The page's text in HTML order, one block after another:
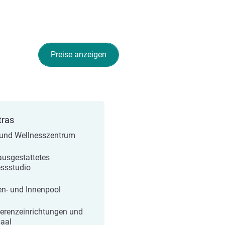
Preise anzeigen
Wellnesszentrum
und Innenpool
und